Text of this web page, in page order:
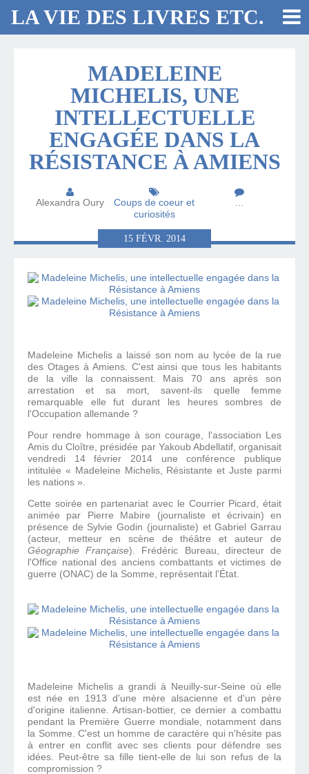
LA VIE DES LIVRES ETC.
MADELEINE
MICHELIS, UNE
INTELLECTUELLE
ENGAGÉE DANS LA
RÉSISTANCE À AMIENS
Alexandra Oury
Coups de coeur et
curiosités
…
15 FÉVR. 2014
Madeleine Michelis a laissé son nom au lycée de la rue
des Otages à Amiens. C'est ainsi que tous les habitants
de la ville la connaissent. Mais 70 ans après son
arrestation et sa mort, savent-ils quelle femme
remarquable elle fut durant les heures sombres de
l'Occupation allemande ?
Pour rendre hommage à son courage, l'association Les
Amis du Cloître, présidée par Yakoub Abdellatif, organisait
vendredi 14 février 2014 une conférence publique
intitulée « Madeleine Michelis, Résistante et Juste parmi
les nations ».
Cette soirée en partenariat avec le Courrier Picard, était
animée par Pierre Mabire (journaliste et écrivain) en
présence de Sylvie Godin (journaliste) et Gabriel Garrau
(acteur, metteur en scène de théâtre et auteur de
Géographie Française). Frédéric Bureau, directeur de
l'Office national des anciens combattants et victimes de
guerre (ONAC) de la Somme, représentait l'État.
Madeleine Michelis a grandi à Neuilly-sur-Seine où elle
est née en 1913 d'une mère alsacienne et d'un père
d'origine italienne. Artisan-bottier, ce dernier a combattu
pendant la Première Guerre mondiale, notamment dans
la Somme. C'est un homme de caractère qui n'hésite pas
à entrer en conflit avec ses clients pour défendre ses
idées. Peut-être sa fille tient-elle de lui son refus de la
compromission ?